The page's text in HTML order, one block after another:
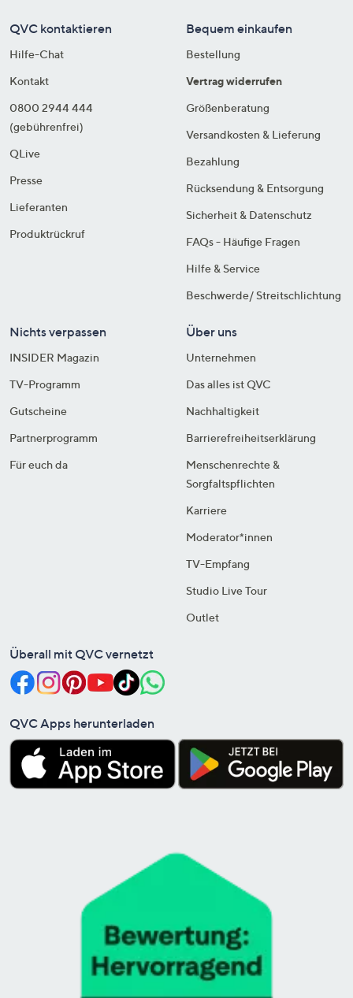
QVC kontaktieren
Hilfe-Chat
Kontakt
0800 2944 444
(gebührenfrei)
QLive
Presse
Lieferanten
Produktrückruf
Bequem einkaufen
Bestellung
Vertrag widerrufen
Größenberatung
Versandkosten & Lieferung
Bezahlung
Rücksendung & Entsorgung
Sicherheit & Datenschutz
FAQs - Häufige Fragen
Hilfe & Service
Beschwerde/ Streitschlichtung
Nichts verpassen
INSIDER Magazin
TV-Programm
Gutscheine
Partnerprogramm
Für euch da
Über uns
Unternehmen
Das alles ist QVC
Nachhaltigkeit
Barrierefreiheitserklärung
Menschenrechte &
Sorgfaltspflichten
Karriere
Moderator*innen
TV-Empfang
Studio Live Tour
Outlet
Überall mit QVC vernetzt
QVC Apps herunterladen